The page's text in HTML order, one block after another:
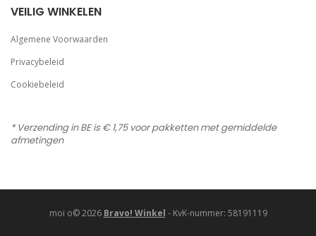
VEILIG WINKELEN
Algemene Voorwaarden
Privacybeleid
Cookiebeleid
* Verzending in BE is € 1,75 voor pakketten met gemiddelde
afmetingen
moi o© 2026 Bravo! Winkel - KvK-nummer: 58191119